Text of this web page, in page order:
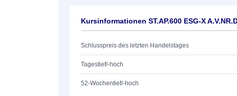
Kursinformationen ST.AP.600 ESG-X
Schlusspreis des letzten Handelstages
Tagestief/-hoch
52-Wochentief/-hoch